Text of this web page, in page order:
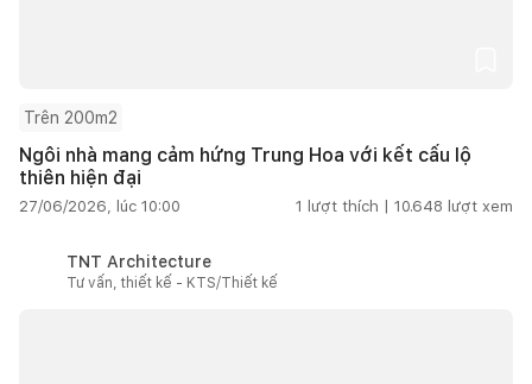
Trên 200m2
Ngôi nhà mang cảm hứng Trung Hoa với kết cấu lộ
thiên hiện đại
27/06/2026, lúc 10:00 1 lượt thích | 10.648 lượt xem
TNT Architecture
Tư vấn, thiết kế - KTS/Thiết kế